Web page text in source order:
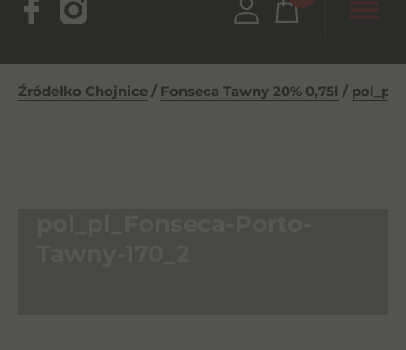
Źródełko Chojnice / Fonseca Tawny 20% 0,75l /